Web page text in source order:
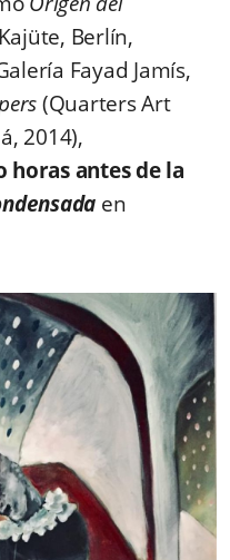
Berlín,
Fayad Jamís,
(Quarters Art
2014),
horas antes de la
en